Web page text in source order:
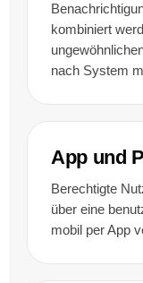
kombiniert
nach System
App und
Berechtigte
über eine
mobil per App